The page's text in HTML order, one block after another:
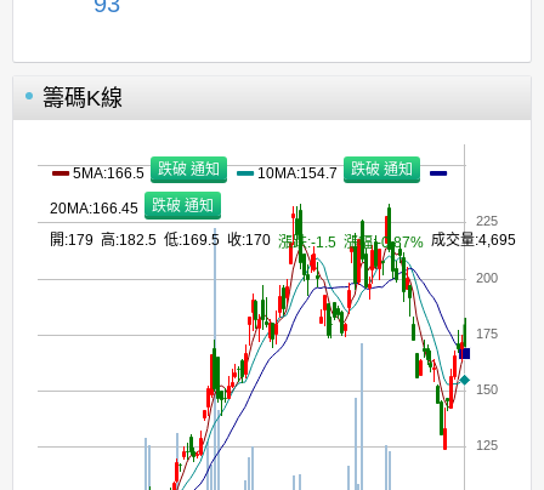
籌碼K線
125
150
175
200
225
5MA:166.5 10MA:154.7
20MA:166.45
開:179 高:182.5 低:169.5 收:170 漲跌:-1.5 漲幅:-0.87% 成交量:4,695